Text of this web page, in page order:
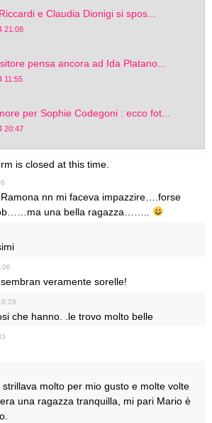
e Claudia Dionigi si spos...
21:08
pensa ancora ad Ida Platano...
11:55
per Sophie Codegoni : ecco fot...
20:47
is closed at this time.
nn mi faceva impazzire….forse
una bella ragazza……..
veramente sorelle!
che hanno. .le trovo molto belle
molto per mio gusto e molte volte
una ragazza tranquilla, mi pari Mario è